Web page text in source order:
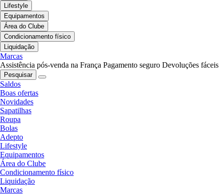
Lifestyle
Equipamentos
Área do Clube
Condicionamento físico
Liquidação
Marcas
Assistência pós-venda na França Pagamento seguro Devoluções fáceis
Pesquisar
Saldos
Boas ofertas
Novidades
Sapatilhas
Roupa
Bolas
Adepto
Lifestyle
Equipamentos
Área do Clube
Condicionamento físico
Liquidação
Marcas